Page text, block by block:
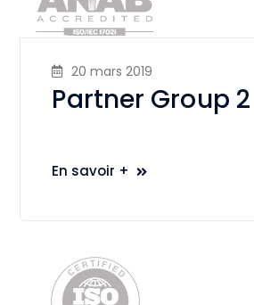
20 mars 2019
Partner Group 2
En savoir +